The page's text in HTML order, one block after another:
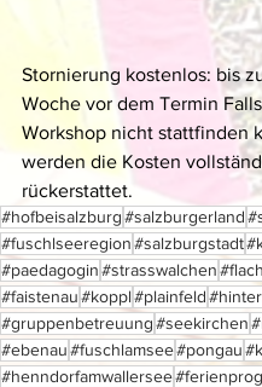
Stornierung kostenlos: bis
Woche vor dem Termin
Workshop nicht stattfinden
werden die Kosten
rückerstattet.
#hofbeisalzburg#salzburgerland
#fuschlseeregion#salzburgstadt
#paedagogin#strasswalchen
#faistenau#koppl#plainfeld
#gruppenbetreuung#seekirchen
#ebenau#fuschlamsee#pongau
#henndorfamwallersee